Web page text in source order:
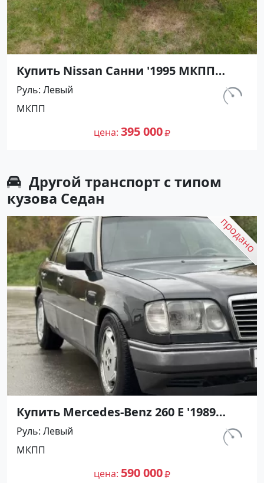
Купить Nissan Санни '1995 МКПП
(1400/90 л.с.) Бензин карбюратор
Кореновск цвет Черный Седан по
цене 395000 рублей, объявление
№27475 на сайте Авторынок23
км.
Руль Левый
МКПП
цена 395 000
Другой транспорт с типом
кузова Седан
Купить Mercedes-Benz 260 Е '1989
МКПП (2600/160 л.с.) Бензин
инжектор Дербентский цвет Черны
Седан по цене 590000 рублей,
объявление №27434 на сайте
км.
Руль Левый
МКПП
цена 590 000